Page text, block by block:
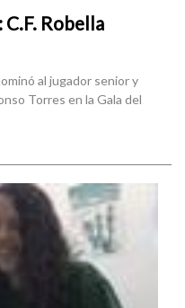
Robella
al jugador senior y
Torres en la Gala del